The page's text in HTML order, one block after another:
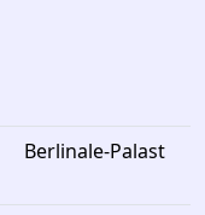
Berlinale-Palast